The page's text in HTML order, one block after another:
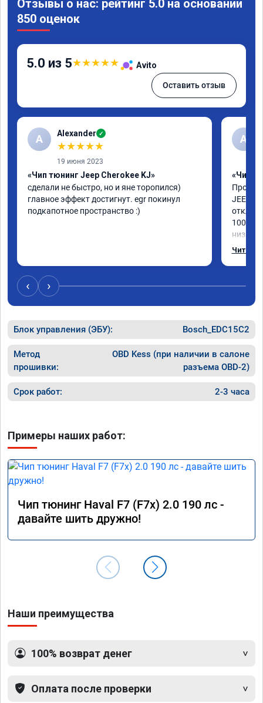
Отзывы о нас: рейтинг 5.0 на основании
850 оценок
5.0 из 5★★★★★ Avito
Оставить отзыв
A Alexander ✓
★★★★★
19 июня 2023
«Чип тюнинг Jeep Cherokee KJ»
сделали не быстро, но и яне торопился)
главное эффект достигнут. egr покинул
подкапотное пространство :)
А
«Чип
JEEP
100%,
низах
Короче,
Читать
‹ ›
Блок управления (ЭБУ): Bosch_EDC15C2
Метод
прошивки:
OBD Kess (при наличии в салоне
разъема OBD-2)
Срок работ: 2-3 часа
Примеры наших работ:
Чип тюнинг Haval F7 (F7x) 2.0 190 лс -
давайте шить дружно!
Наши преимущества
100% возврат денег
Оплата после проверки